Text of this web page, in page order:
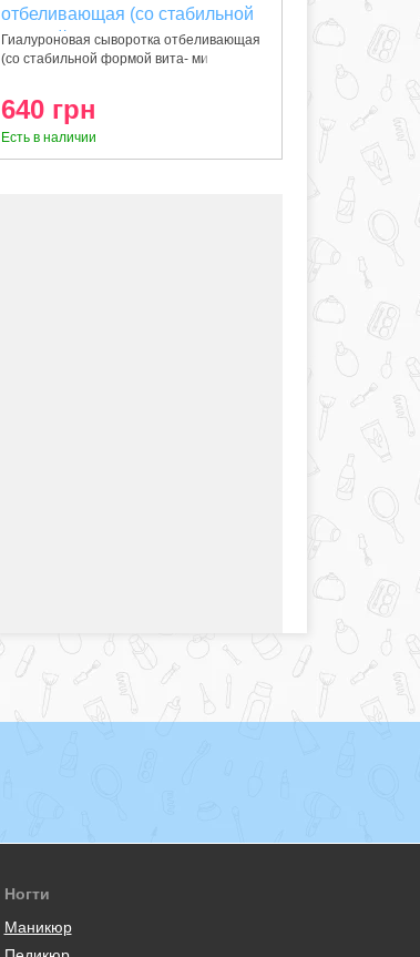
отбеливающая (со стабильной
формой витамина С и
отбеливающим пептидом) 30 мл
Гиалуроновая сыворотка отбеливающая
(со стабильной формой вита- ми
640 грн
Есть в наличии
Ногти
Маникюр